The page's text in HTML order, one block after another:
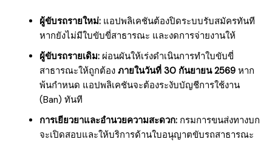
ผู้ขับรถรายใหม่: แอปพลิเคชันต้องปิดระบบรับสมัครทันที
หากยังไม่มีใบขับขี่สาธารณะ และงดการจ่ายงานให้
ผู้ขับรถรายเดิม: ผ่อนผันให้เร่งดำเนินการทำใบขับขี่
สาธารณะให้ถูกต้อง ภายในวันที่ 30 กันยายน 2569 หาก
พ้นกำหนด แอปพลิเคชันจะต้องระงับบัญชีการใช้งาน
(Ban) ทันที
การเยียวยาและอำนวยความสะดวก: กรมการขนส่งทางบก
จะเปิดสอบและให้บริการด้านใบอนุญาตขับรถสาธารณะ